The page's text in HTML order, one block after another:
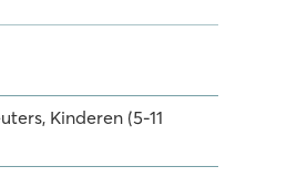
Kinderen (5-11